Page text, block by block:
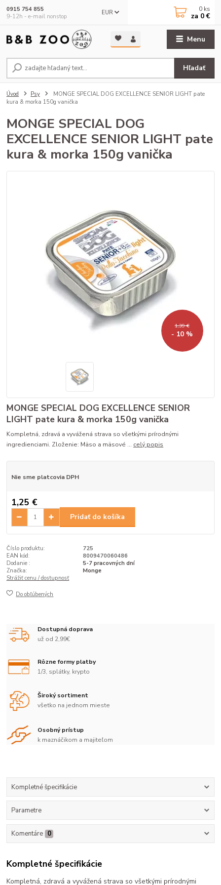
Menu
EUR
Hľadať
0915 754 855
9-12h - e-mail nonstop
0 ks
za 0 €
Úvod Psy
MONGE SPECIAL DOG EXCELLENCE SENIOR LIGHT pate
kura & morka 150g vanička
MONGE SPECIAL DOG
EXCELLENCE SENIOR LIGHT pate
kura & morka 150g vanička
1,39 €
- 10 %
MONGE SPECIAL DOG EXCELLENCE SENIOR
LIGHT pate kura & morka 150g vanička
Kompletná, zdravá a vyvážená strava so všetkými prírodnými
ingredienciami. Zloženie: Mäso a mäsové ... celý popis
Nie sme platcovia DPH
1,25 €
Pridať do košíka
Číslo produktu:
725
EAN kód:
8009470060486
Dodanie :
5-7 pracovných dní
Značka:
Monge
Strážiť cenu / dostupnosť
Do obľúbených
Dostupná doprava
už od 2,99€
Rôzne formy platby
1/3, splátky, krypto
Široký sortiment
všetko na jednom mieste
Osobný prístup
k maznáčikom a majiteľom
Kompletné špecifikácie
Parametre
Komentáre 0
Kompletné špecifikácie
Kompletná, zdravá a vyvážená strava so všetkými prírodnými